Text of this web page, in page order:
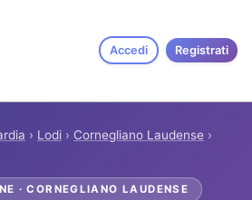
Accedi Registrati
› Lodi › Cornegliano Laudense ›
· CORNEGLIANO LAUDENSE